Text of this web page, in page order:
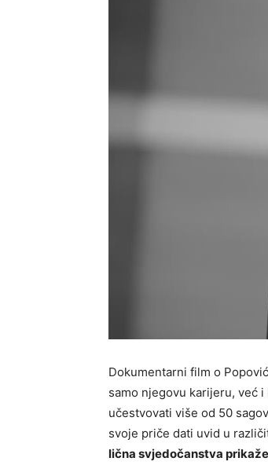
Dokumentarni film o
samo njegovu karijeru, već
učestvovati više od 50
svoje priče dati uvid u
lična svjedočanstva